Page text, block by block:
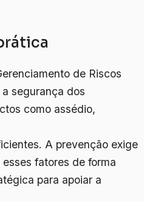
de Riscos
segurança dos
como assédio,
A prevenção exige
fatores de forma
para apoiar a